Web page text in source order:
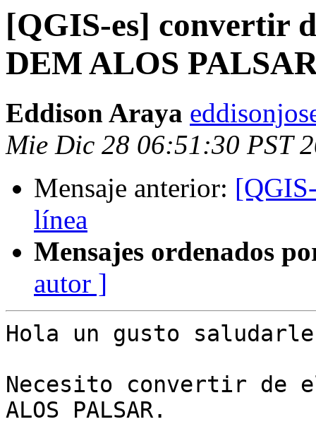
[QGIS-es] convertir
DEM ALOS
Eddison Araya
Mie Dic 28 06:51:30 PST
Mensaje anterior:
línea
Mensajes ordenados
autor ]
Hola un gusto
Necesito convertir de
ALOS PALSAR.